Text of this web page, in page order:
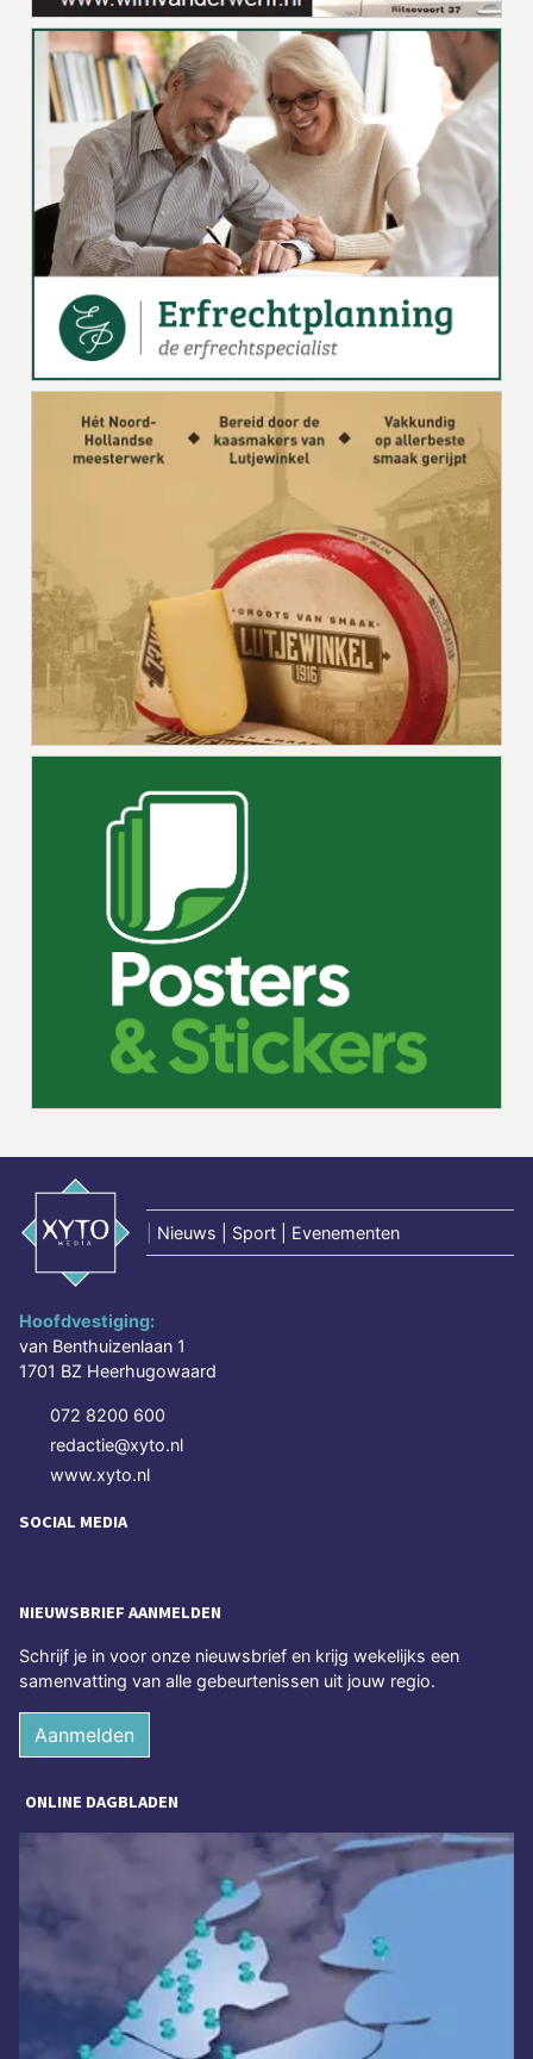
Nieuws | Sport | Evenementen
Hoofdvestiging:
van Benthuizenlaan 1
1701 BZ Heerhugowaard
072 8200 600
redactie@xyto.nl
www.xyto.nl
SOCIAL MEDIA
NIEUWSBRIEF AANMELDEN
Schrijf je in voor onze nieuwsbrief en krijg wekelijks een
samenvatting van alle gebeurtenissen uit jouw regio.
Aanmelden
ONLINE DAGBLADEN